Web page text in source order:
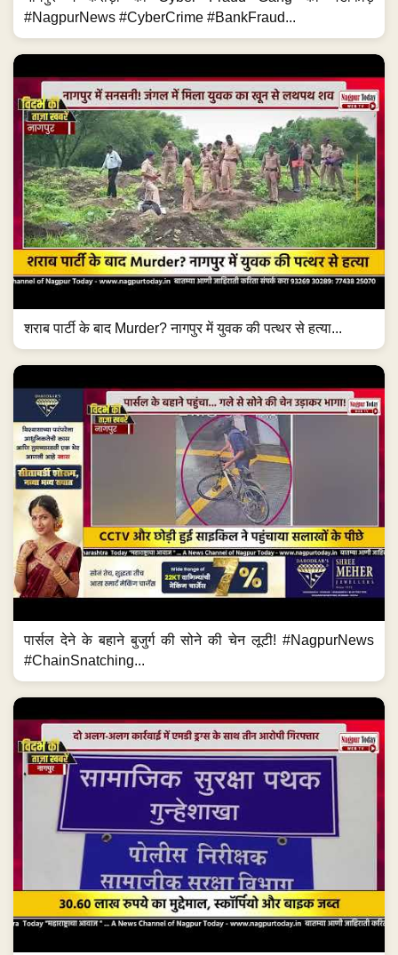
#NagpurNews #CyberCrime #BankFraud...
शराब पार्टी के बाद Murder? नागपुर में युवक की पत्थर से हत्या...
पार्सल देने के बहाने बुजुर्ग की सोने की चेन लूटी! #NagpurNews
#ChainSnatching...